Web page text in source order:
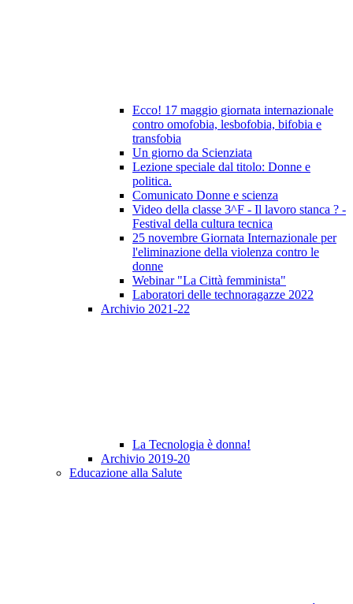
Ecco! 17 maggio giornata internazionale
contro omofobia, lesbofobia, bifobia e
transfobia
Un giorno da Scienziata
Lezione speciale dal titolo: Donne e
politica.
Comunicato Donne e scienza
Video della classe 3^F - Il lavoro stanca ? -
Festival della cultura tecnica
25 novembre Giornata Internazionale per
l'eliminazione della violenza contro le
donne
Webinar "La Città femminista"
Laboratori delle technoragazze 2022
Archivio 2021-22
La Tecnologia è donna!
Archivio 2019-20
Educazione alla Salute